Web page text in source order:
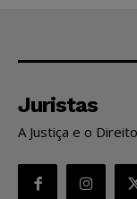
Juristas
A Justiça e o